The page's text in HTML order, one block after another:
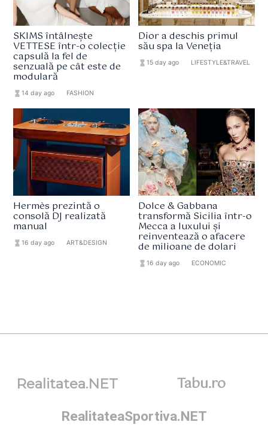
SKIMS întâlnește
VETTESE într-o colecție
capsulă la fel de
senzuală pe cât este de
modulară
hourglass_full14 day ago FASHION
Dior a deschis primul
său spa la Veneția
hourglass_full 15 day ago LIFESTYLE&TRAVEL
Hermès prezintă o
consolă DJ realizată
manual
hourglass_full16 day ago format_list_bulletedART&DESIGN
Dolce & Gabbana
transformă Sicilia într-o
Mecca a luxului și
reinventează o afacere
de milioane de dolari
hourglass_full 16 day ago ECONOMIC
Realitatea.NET Tabu.ro
RealitateaSportiva.NET